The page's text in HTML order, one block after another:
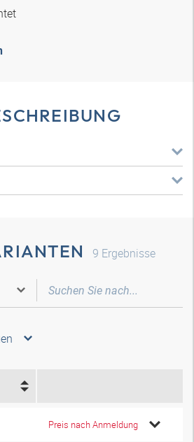
9 Ergebnisse
Preis nach Anmeldung